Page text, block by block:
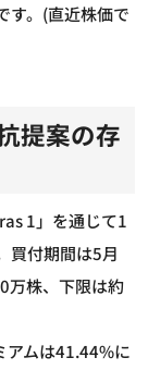
す。(直近株価で
提案の存
1」を通じて1
買付期間は5月
万株、下限は約
アムは41.44%に